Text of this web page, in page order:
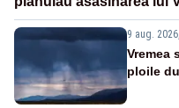
9 aug.
Vremea
ploile